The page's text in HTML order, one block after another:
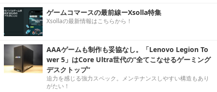
ゲームコマースの最前線ーXsolla特集
Xsollaの最新情報はこちらから！
AAAゲームも制作も妥協なし。「Lenovo Legion To
wer 5」はCore Ultra世代の“全てこなせるゲーミング
デスクトップ”
迫力を感じる強力スペック。メンテナンスしやすい構造もあり
がたい！